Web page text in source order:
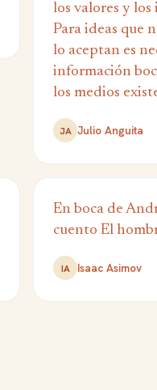
los valores y los
Para ideas que
lo aceptan es
información
los medios
JA Julio Anguita
En boca de
cuento El
IA Isaac Asimov